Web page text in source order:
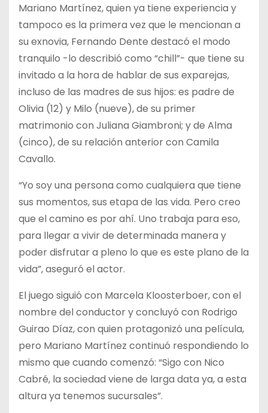
Mariano Martínez, quien ya tiene experiencia y
tampoco es la primera vez que le mencionan a
su exnovia, Fernando Dente destacó el modo
tranquilo -lo describió como “chill”- que tiene su
invitado a la hora de hablar de sus exparejas,
incluso de las madres de sus hijos: es padre de
Olivia (12) y Milo (nueve), de su primer
matrimonio con Juliana Giambroni; y de Alma
(cinco), de su relación anterior con Camila
Cavallo.
“Yo soy una persona como cualquiera que tiene
sus momentos, sus etapa de las vida. Pero creo
que el camino es por ahí. Uno trabaja para eso,
para llegar a vivir de determinada manera y
poder disfrutar a pleno lo que es este plano de la
vida”, aseguró el actor.
El juego siguió con Marcela Kloosterboer, con el
nombre del conductor y concluyó con Rodrigo
Guirao Díaz, con quien protagonizó una película,
pero Mariano Martínez continuó respondiendo lo
mismo que cuando comenzó: “Sigo con Nico
Cabré, la sociedad viene de larga data ya, a esta
altura ya tenemos sucursales”.